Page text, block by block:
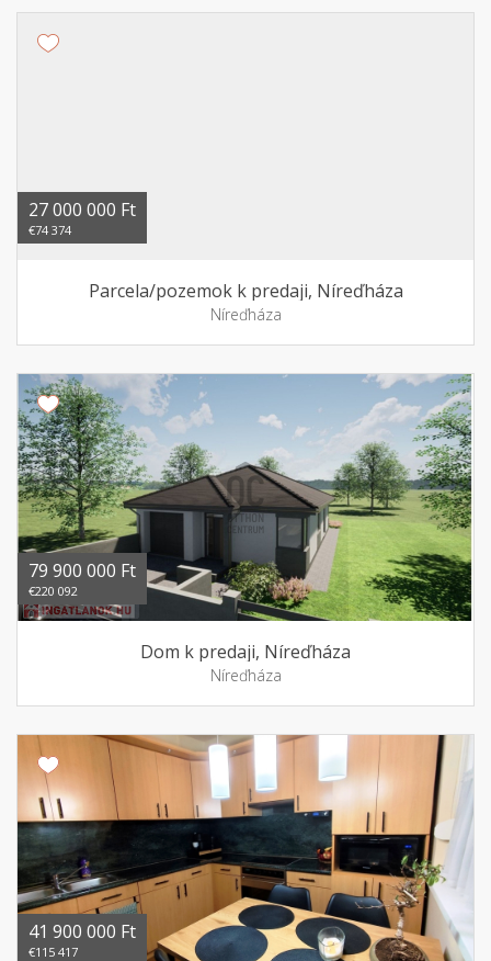
27 000 000 Ft
€74 374
Parcela/pozemok k predaji, Níreďháza
Níreďháza
79 900 000 Ft
€220 092
Dom k predaji, Níreďháza
Níreďháza
41 900 000 Ft
€115 417